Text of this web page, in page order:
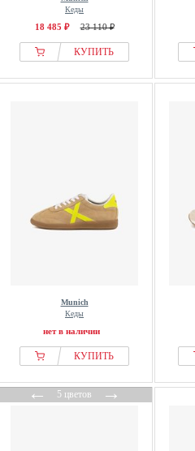
Кеды
18 485 ₽ 23 110 ₽
КУПИТЬ
Munich
Кеды
нет в наличии
КУПИТЬ
←5 цветов→